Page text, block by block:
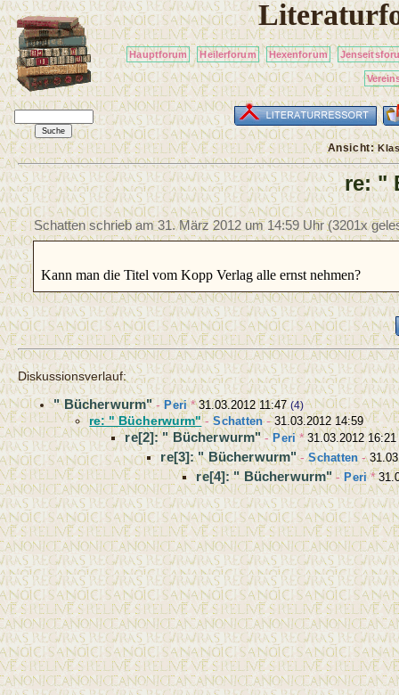
Hauptforum Heilerforum Hexenforum
Ansicht:
re: "
Schatten schrieb am31. März 2012 um 14:59 Uhr(3201x
Kann man die Titel vom Kopp Verlag alle ernst nehmen?
Diskussionsverlauf:
" Bücherwurm"-Peri*31.03.2012 11:47 (4)
re: " Bücherwurm"-Schatten-31.03.2012 14:59
re[2]: " Bücherwurm"-Peri*31.03.2012 16:21
re[3]: " Bücherwurm"-Schatten-
re[4]: " Bücherwurm" - Peri*